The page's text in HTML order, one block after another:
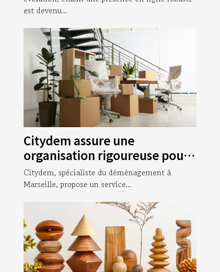
est devenu...
Citydem assure une
organisation rigoureuse pour
votre déménagement
d’entreprise à Marseille !
Citydem, spécialiste du déménagement à
Marseille, propose un service...